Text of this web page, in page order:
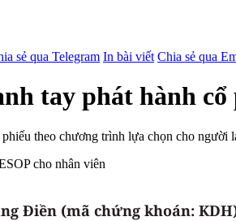
sẻ qua Telegram In bài viết Chia sẻ qua
tay phát hành
theo chương trình lựa chọn cho
Điền (mã chứng khoán: